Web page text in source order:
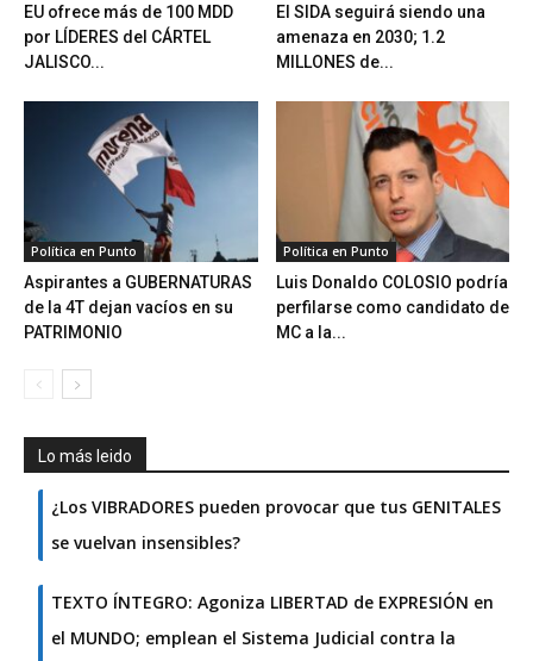
EU ofrece más de 100 MDD
por LÍDERES del CÁRTEL
JALISCO...
El SIDA seguirá siendo una
amenaza en 2030; 1.2
MILLONES de...
Política en Punto
Aspirantes a GUBERNATURAS
de la 4T dejan vacíos en su
PATRIMONIO
Política en Punto
Luis Donaldo COLOSIO podría
perfilarse como candidato de
MC a la...
Lo más leido
¿Los VIBRADORES pueden provocar que tus GENITALES
se vuelvan insensibles?
TEXTO ÍNTEGRO: Agoniza LIBERTAD de EXPRESIÓN en
el MUNDO; emplean el Sistema Judicial contra la